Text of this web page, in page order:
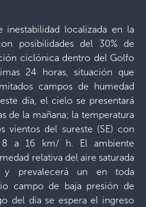
inestabilidad localizada en la
posibilidades del 30% de
ciclónica dentro del Golfo
24 horas, situación que
campos de humedad
día, el cielo se presentará
de la mañana; la temperatura
vientos del sureste (SE) con
8 a 16 km/ h. El ambiente
relativa del aire saturada
prevalecerá un en toda
campo de baja presión de
del día se espera el ingreso